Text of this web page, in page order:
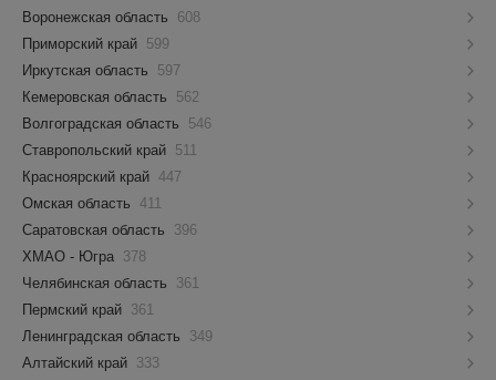
Воронежская область
608
Приморский край 599
Иркутская область
597
Кемеровская область
562
Волгоградская область
546
Ставропольский край 511
Красноярский край 447
Омская область 411
Саратовская область
396
ХМАО - Югра 378
Челябинская область
361
Пермский край 361
Ленинградская область
349
Алтайский край 333